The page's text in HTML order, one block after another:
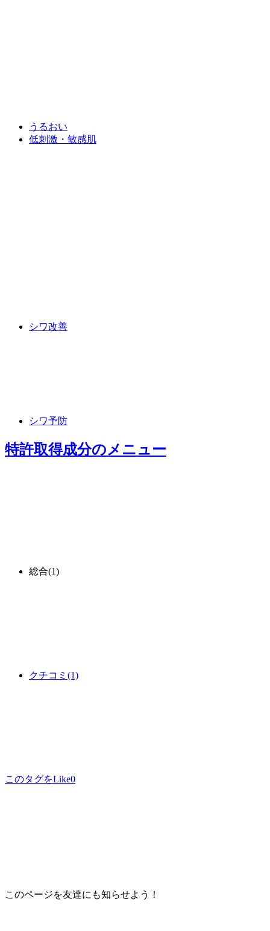
うるおい
低刺激・敏感肌
シワ改善
シワ予防
特許取得成分のメニュー
総合(1)
クチコミ (1)
このタグをLike0
このページを友達にも知らせよう！